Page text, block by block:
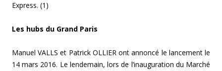
Express. (1)
Les hubs du Grand Paris
Manuel VALLS et Patrick OLLIER ont annoncé le lancement le
14 mars 2016. Le lendemain, lors de l’inauguration du Marché